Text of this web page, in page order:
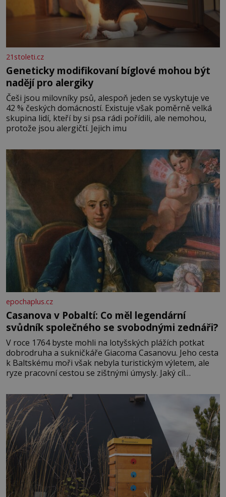
21stoleti.cz
Geneticky modifikovaní bíglové mohou být
nadějí pro alergiky
Češi jsou milovníky psů, alespoň jeden se vyskytuje ve
42 % českých domácností. Existuje však poměrně velká
skupina lidí, kteří by si psa rádi pořídili, ale nemohou,
protože jsou alergičtí. Jejich imu
epochaplus.cz
Casanova v Pobaltí: Co měl legendární
svůdník společného se svobodnými zednáři?
V roce 1764 byste mohli na lotyšských plážích potkat
dobrodruha a sukničkáře Giacoma Casanovu. Jeho cesta
k Baltskému moři však nebyla turistickým výletem, ale
ryze pracovní cestou se zištnými úmysly. Jaký cíl
lotyšské Rigy? Casanova v Pobaltí kontaktoval tamní
zednářské lóže. Nebyl v této oblasti žádným nováčkem,
protože do zednářské